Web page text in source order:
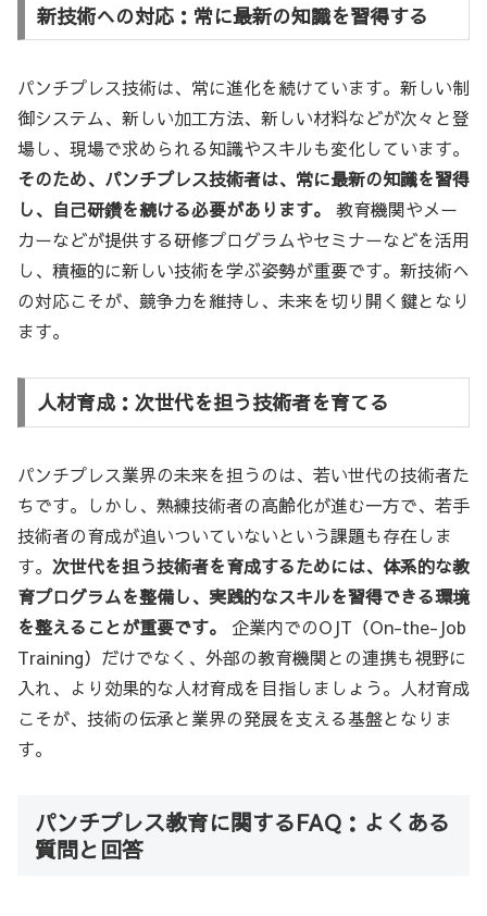
新技術への対応：常に最新の知識を習得する
パンチプレス技術は、常に進化を続けています。新しい制
御システム、新しい加工方法、新しい材料などが次々と登
場し、現場で求められる知識やスキルも変化しています。
そのため、パンチプレス技術者は、常に最新の知識を習得
し、自己研鑽を続ける必要があります。
教育機関やメー
カーなどが提供する研修プログラムやセミナーなどを活用
し、積極的に新しい技術を学ぶ姿勢が重要です。新技術へ
の対応こそが、競争力を維持し、未来を切り開く鍵となり
ます。
人材育成：次世代を担う技術者を育てる
パンチプレス業界の未来を担うのは、若い世代の技術者た
ちです。しかし、熟練技術者の高齢化が進む一方で、若手
技術者の育成が追いついていないという課題も存在しま
す。 次世代を担う技術者を育成するためには、体系的な教
育プログラムを整備し、実践的なスキルを習得できる環境
を整えることが重要です。
企業内でのOJT（On-the-Job
Training）だけでなく、外部の教育機関との連携も視野に
入れ、より効果的な人材育成を目指しましょう。人材育成
こそが、技術の伝承と業界の発展を支える基盤となりま
す。
パンチプレス教育に関するFAQ：よくある
質問と回答